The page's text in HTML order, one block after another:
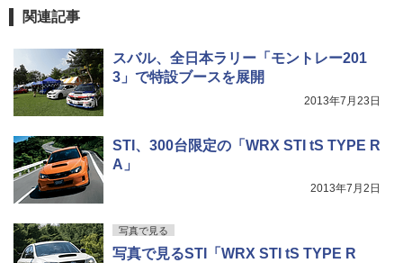
関連記事
スバル、全日本ラリー「モントレー201
3」で特設ブースを展開
2013年7月23日
STI、300台限定の「WRX STI tS TYPE R
A」
2013年7月2日
写真で見る
写真で見るSTI「WRX STI tS TYPE R